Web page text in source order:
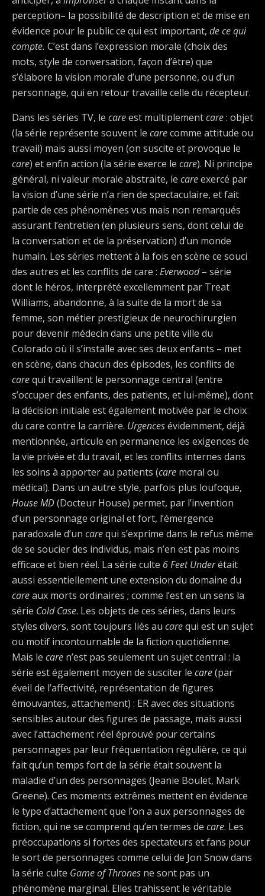
perception– la possibilité de description et de mise en
évidence pour le public ce qui est important, de ce qui
compte. C’est dans l’expression morale (choix des
mots, style de conversation, façon d’être) que
s’élabore la vision morale d’une personne, ou d’un
personnage, qui en retour travaille celle du récepteur.
Dans les séries TV, le careest multiplementcare: objet
(la série représente souvent le carecomme attitude ou
travail) mais aussi moyen (on suscite et provoque le
care) et enfin action (la série exerce le care). Ni principe
général, ni valeur morale abstraite, le careexercé par
la vision d’une série n’a rien de spectaculaire, et fait
partie de ces phénomènes vus mais non remarqués
assurant l’entretien (en plusieurs sens, dont celui de
la conversation et de la préservation) d’un monde
humain. Les séries mettent à la fois en scène ce souci
des autres et les conflits de care : Everwood– série
dont le héros, interprété excellemment par Treat
Williams, abandonne, à la suite de la mort de sa
femme, son métier prestigieux de neurochirurgien
pour devenir médecin dans une petite ville du
Colorado où il s’installe avec ses deux enfants – met
en scène, dans chacun des épisodes, les conflits de
carequi travaillent le personnage central (entre
s’occuper des enfants, des patients, et lui-même), dont
la décision initiale est également motivée par le choix
du care contre la carrière. Urgencesévidemment, déjà
mentionnée, articule en permanence les exigences de
la vie privée et du travail, et les conflits internes dans
les soins à apporter au patients (care moral ou
médical). Dans un autre style, parfois plus loufoque,
House MD(Docteur House) permet, par l’invention
d’un personnage original et fort, l’émergence
paradoxale d’un carequi s’exprime dans le refus même
de se soucier des individus, mais n’en est pas moins
efficace et bien réel. La série culte 6 Feet Underétait
aussi essentiellement une extension du domaine du
careaux morts ordinaires ; comme l’est en un sens la
série Cold Case. Les objets de ces séries, dans leurs
styles divers, sont toujours liés au carequi est un sujet
ou motif incontournable de la fiction quotidienne.
Mais le care n’est pas seulement un sujet central : la
série est également moyen de susciter le care(par
éveil de l’affectivité, représentation de figures
émouvantes, attachement) : ER avec des situations
sensibles autour des figures de passage, mais aussi
avec l’attachement réel éprouvé pour certains
personnages par leur fréquentation régulière, ce qui
fait qu’un temps fort de la série était souvent la
maladie d’un des personnages (Jeanie Boulet, Mark
Greene). Ces moments extrêmes mettent en évidence
le type d’attachement que l’on a aux personnages de
fiction, qui ne se comprend qu’en termes de care. Les
préoccupations si fortes des spectateurs et fans pour
le sort de personnages comme celui de Jon Snow dans
la série culte Game of Thrones ne sont pas un
phénomène marginal. Elles trahissent le véritable